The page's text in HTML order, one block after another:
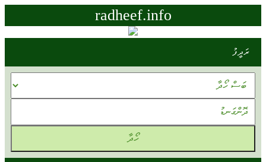
radheef.info
ރަދީފު